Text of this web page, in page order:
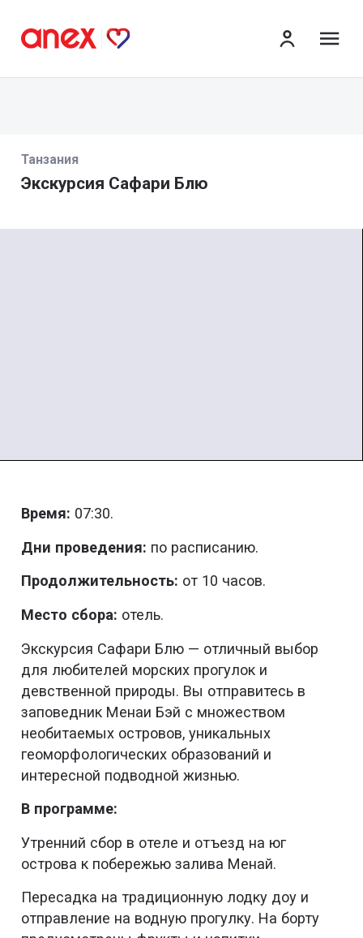
Танзания
Экскурсия Сафари Блю
Время: 07:30.
Дни проведения: по расписанию.
Продолжительность: от 10 часов.
Место сбора: отель.
Экскурсия Сафари Блю — отличный выбор
для любителей морских прогулок и
девственной природы. Вы отправитесь в
заповедник Менаи Бэй с множеством
необитаемых островов, уникальных
геоморфологических образований и
интересной подводной жизнью.
В программе:
Утренний сбор в отеле и отъезд на юг
острова к побережью залива Менай.
Пересадка на традиционную лодку доу и
отправление на водную прогулку. На борту